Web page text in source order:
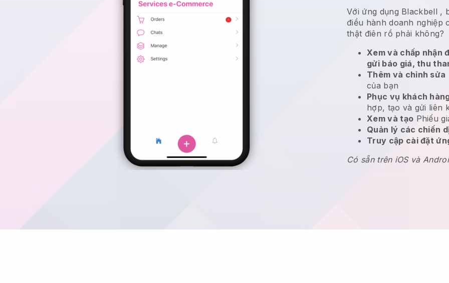
Với ứng dụng Blackbell ,
điều hành doanh nghiệp
thật điên rồ phải không?
Xem và chấp nhận
gửi báo giá, thu
Thêm và chỉnh sửa
của bạn
Phục vụ khách
hợp, tạo và gửi liên
Xem và tạo Phiếu
Quản lý các chiến
Truy cập cài đặt
Có sẵn trên iOS và